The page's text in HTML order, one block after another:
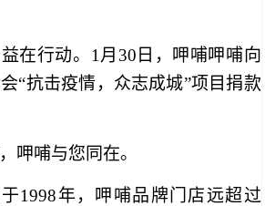
在行动。1月30日，呷哺呷哺向
“抗击疫情，众志成城”项目捐款
呷哺与您同在。
1998年，呷哺品牌门店远超过